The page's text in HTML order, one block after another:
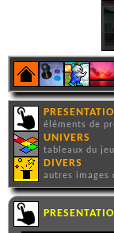
éléments de
UNIVERS
tableaux du jeu
DIVERS
autres images